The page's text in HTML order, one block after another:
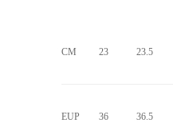
CM 23 23.5
EUP 36 36.5